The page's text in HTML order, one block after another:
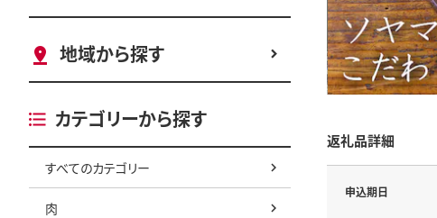
地域から探す
カテゴリーから探す
すべてのカテゴリー
肉
返礼品詳細
申込期日